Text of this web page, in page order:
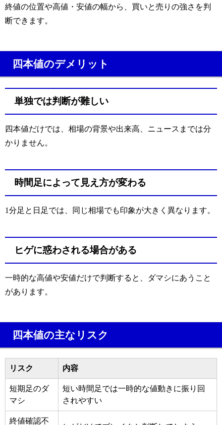
終値の位置や高値・安値の幅から、買いと売りの強さを判
断できます。
四本値のデメリット
単独では判断が難しい
四本値だけでは、相場の背景や出来高、ニュースまでは分
かりません。
時間足によって見え方が変わる
1分足と日足では、同じ相場でも印象が大きく異なります。
ヒゲに惑わされる場合がある
一時的な高値や安値だけで判断すると、ダマシにあうこと
があります。
四本値の主なリスク
リスク 内容
短期足のダ
マシ
短い時間足では一時的な値動きに振り回
されやすい
終値確認不